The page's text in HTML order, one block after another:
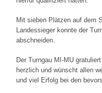
Mit sieben Plätzen auf dem
Landessieger konnte der
abschneiden.
Der Turngau MI-MU
herzlich und wünscht allen
und viel Erfolg bei den